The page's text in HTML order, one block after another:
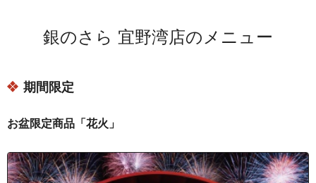
沖縄県宜野湾市伊佐２丁目
沖縄県宜野湾市伊佐４丁目
沖縄県宜野湾市上原１丁目
沖縄県宜野湾市上原２丁目
沖縄県宜野湾市宇地泊
銀のさら 宜野湾店のメニュー
期間限定
お盆限定商品「花火」